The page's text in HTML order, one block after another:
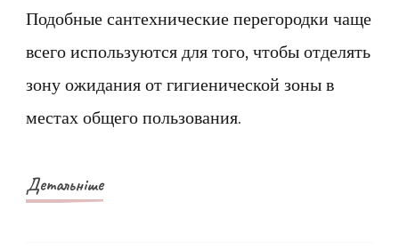
Разные
Киев
Подобные сантехнические перегородки чаще
всего используются для того, чтобы отделять
зону ожидания от гигиенической зоны в
местах общего пользования.
Детальніше